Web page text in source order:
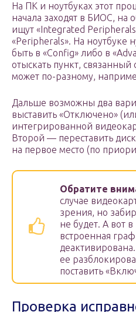
На ПК и ноутбуках этот
начала заходят в БИОС, на
ищут «Integrated
«Peripherals». На ноутбуке
быть в «Config» либо в
отыскать пункт, связанный
может по-разному,
Дальше возможны два
выставить «Отключено»
интегрированной
Второй — переставить
на первое место (по
Обратите
случае
зрения, но
не будет. А вот
встроенная
ее
поставить
Проверка